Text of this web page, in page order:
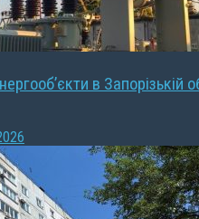
в Запорізькій